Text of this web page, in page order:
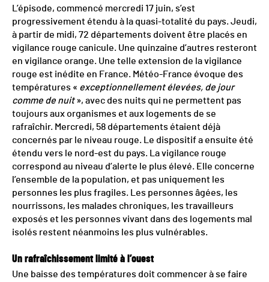
L’épisode, commencé mercredi 17 juin, s’est
progressivement étendu à la quasi-totalité du pays. Jeudi,
à partir de midi, 72 départements doivent être placés en
vigilance rouge canicule. Une quinzaine d’autres resteront
en vigilance orange. Une telle extension de la vigilance
rouge est inédite en France. Météo-France évoque des
températures « exceptionnellement élevées, de jour
comme de nuit», avec des nuits qui ne permettent pas
toujours aux organismes et aux logements de se
rafraîchir. Mercredi, 58 départements étaient déjà
concernés par le niveau rouge. Le dispositif a ensuite été
étendu vers le nord-est du pays. La vigilance rouge
correspond au niveau d’alerte le plus élevé. Elle concerne
l’ensemble de la population, et pas uniquement les
personnes les plus fragiles. Les personnes âgées, les
nourrissons, les malades chroniques, les travailleurs
exposés et les personnes vivant dans des logements mal
isolés restent néanmoins les plus vulnérables.
Un rafraîchissement limité à l’ouest
Une baisse des températures doit commencer à se faire